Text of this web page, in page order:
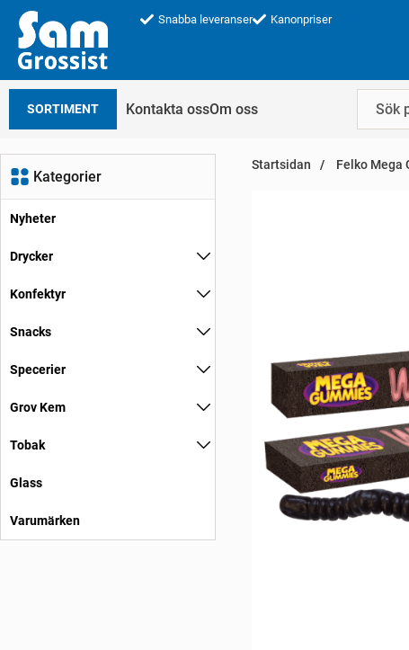
Snabba leveranser Kanonpriser
SORTIMENT Kontakta ossOm oss
Kategorier
Nyheter
Drycker
Konfektyr
Snacks
Specerier
Grov Kem
Tobak
Glass
Varumärken
Startsidan Felko Mega